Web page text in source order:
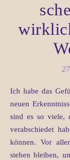
Ich habe das Gefühl, jeder Tag ist eine einzige Wundertüte mit
neuen
sind es so viele,
verabschiedet
können. Vor
stehen bleiben,